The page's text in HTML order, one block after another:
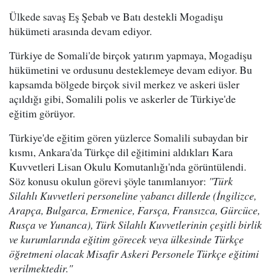
Ülkede savaş Eş Şebab ve Batı destekli Mogadişu
hükümeti arasında devam ediyor.
Türkiye de Somali'de birçok yatırım yapmaya, Mogadişu
hükümetini ve ordusunu desteklemeye devam ediyor. Bu
kapsamda bölgede birçok sivil merkez ve askeri üsler
açıldığı gibi, Somalili polis ve askerler de Türkiye'de
eğitim görüyor.
Türkiye'de eğitim gören yüzlerce Somalili subaydan bir
kısmı, Ankara'da Türkçe dil eğitimini aldıkları Kara
Kuvvetleri Lisan Okulu Komutanlığı'nda görüntülendi.
Söz konusu okulun görevi şöyle tanımlanıyor: "Türk
Silahlı Kuvvetleri personeline yabancı dillerde (İngilizce,
Arapça, Bulgarca, Ermenice, Farsça, Fransızca, Gürcüce,
Rusça ve Yunanca), Türk Silahlı Kuvvetlerinin çeşitli birlik
ve kurumlarında eğitim görecek veya ülkesinde Türkçe
öğretmeni olacak Misafir Askeri Personele Türkçe eğitimi
verilmektedir."